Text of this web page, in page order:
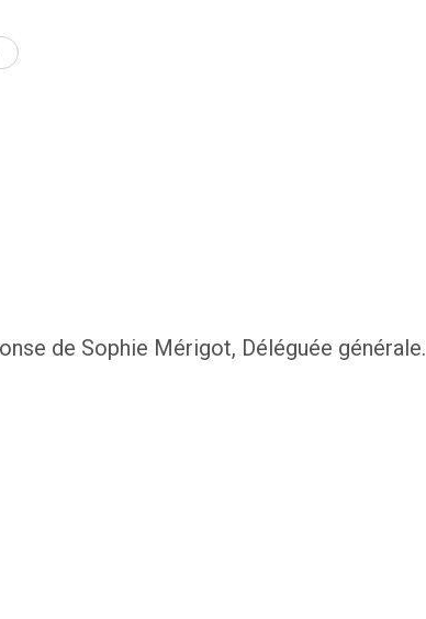
de Sophie Mérigot, Déléguée générale.